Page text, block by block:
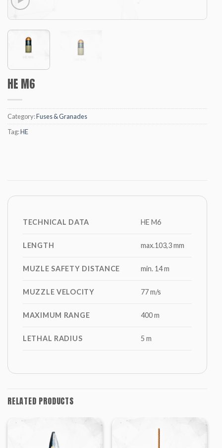
HE M6
Category:Fuses & Granades
Tag:HE
TECHNICAL DATA HE M6
LENGTH max.103,3 mm
MUZLE SAFETY DISTANCE min. 14 m
MUZZLE VELOCITY 77 m/s
MAXIMUM RANGE 400 m
LETHAL RADIUS 5 m
RELATED PRODUCTS